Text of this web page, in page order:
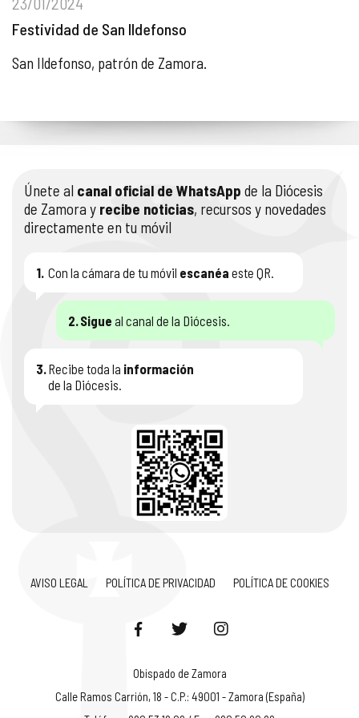
Festividad de San Ildefonso
San Ildefonso, patrón de Zamora.
Únete al canal oficial de WhatsApp de la Diócesis
de Zamora y recibe noticias, recursos y novedades
directamente en tu móvil
1. Con la cámara de tu móvil escanéa este QR.
2.Sigue al canal de la Diócesis.
3.Recibe toda la información
de la Diócesis.
AVISO LEGAL POLÍTICA DE PRIVACIDAD POLÍTICA DE COOKIES
Obispado de Zamora
Calle Ramos Carrión, 18 - C.P.: 49001 - Zamora (España)